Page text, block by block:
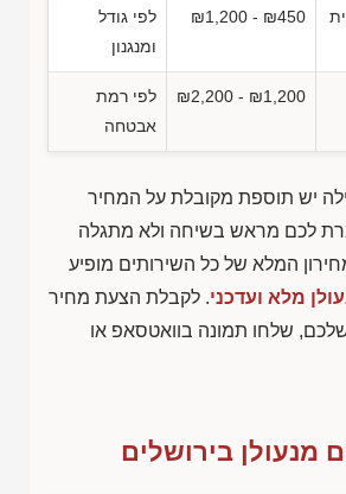
₪1,200 - ₪450
לפי גודל
ומנגנון
₪2,200 - ₪1,200
לפי רמת
אבטחה
יש תוספת מקובלת על המחיר
לכם מראש בשיחה ולא מתגלה
המלא של כל השירותים מופיע
מלא ועדכני. לקבלת הצעת מחיר
שלחו תמונה בוואטסאפ או
מנעולן בירושלים